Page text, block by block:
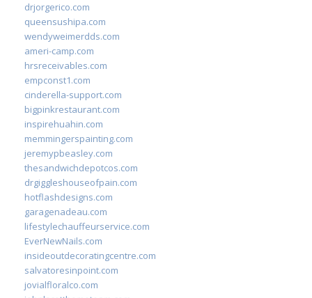
drjorgerico.com
queensushipa.com
wendyweimerdds.com
ameri-camp.com
hrsreceivables.com
empconst1.com
cinderella-support.com
bigpinkrestaurant.com
inspirehuahin.com
memmingerspainting.com
jeremypbeasley.com
thesandwichdepotcos.com
drgiggleshouseofpain.com
hotflashdesigns.com
garagenadeau.com
lifestylechauffeurservice.com
EverNewNails.com
insideoutdecoratingcentre.com
salvatoresinpoint.com
jovialfloralco.com